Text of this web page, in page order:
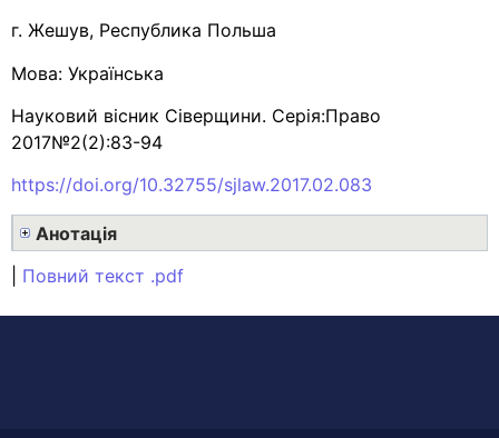
г. Жешув, Республика Польша
Мова: Українська
Науковий вісник Сіверщини. Серія:Право
2017№2(2):83-94
https://doi.org/10.32755/sjlaw.2017.02.083
Анотація
Повний текст .pdf